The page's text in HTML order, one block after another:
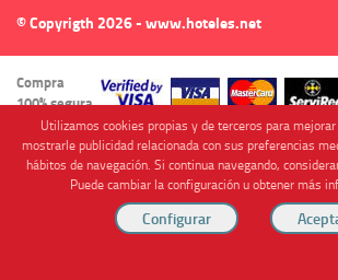
© Copyrigth 2026 - www.hoteles.net
Compra
100% segura
Cofinanciado por
Utilizamos cookies propias y de terceros para
mostrarle publicidad relacionada con sus preferencias
hábitos de navegación. Si continua navegando,
Puede cambiar la configuración u obtener más